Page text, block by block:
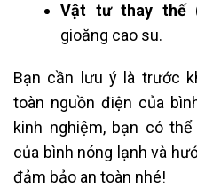
Vật tư thay thế
gioăng cao su.
Bạn cần lưu ý là trước
toàn nguồn điện của
kinh nghiệm, bạn có
của bình nóng lạnh và
đảm bảo an toàn nhé!